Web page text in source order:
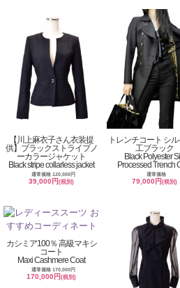
【川上麻衣子さん衣装提
供】ブラックストライプノ
ーカラージャケット
Black stripe collarless jacket
通常価格 120,000円
39,000円(税別)
トレンチコート シ
工ブラック
Black Polyester
Processed Trench
通常価格
79,000円(税別)
カシミア100％ 高級マキシ
コート
Maxi Cashmere Coat
通常価格 170,000円
170,000円(税別)